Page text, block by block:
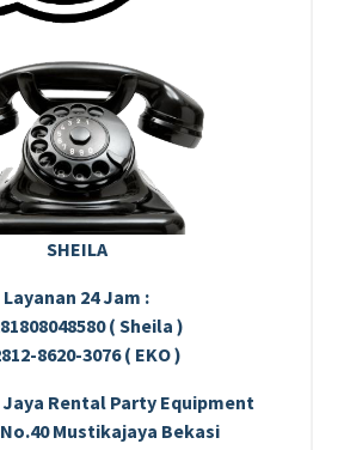
SHEILA
Layanan 24 Jam :
( Sheila )
8620-3076 ( EKO )
Jaya Rental Party Equipment
Mustikajaya Bekasi